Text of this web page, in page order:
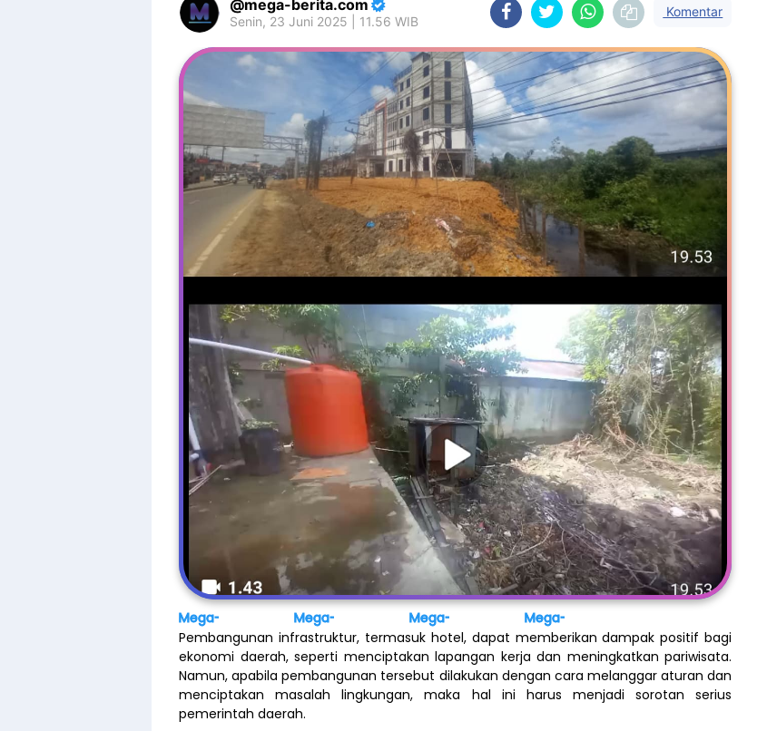
mega-berita.com
Senin, 23 Juni 2025 | 11.56 WIB
Komentar
Mega-Berita.com Mega-Berita.com Mega-Berita.com
Mega-Berita.com
Pembangunan infrastruktur, termasuk hotel, dapat memberikan dampak positif bagi
ekonomi daerah, seperti menciptakan lapangan kerja dan meningkatkan pariwisata.
Namun, apabila pembangunan tersebut dilakukan dengan cara melanggar aturan dan
menciptakan masalah lingkungan, maka hal ini harus menjadi sorotan serius
pemerintah daerah.